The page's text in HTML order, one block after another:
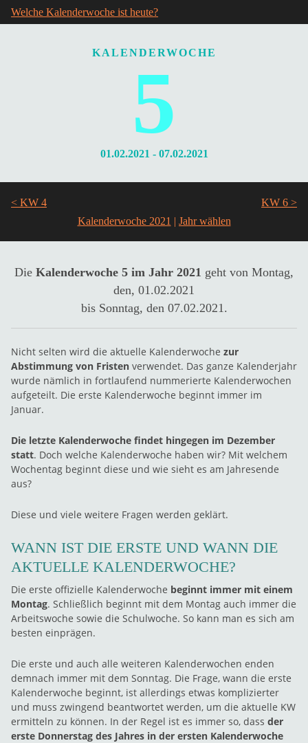
Welche Kalenderwoche ist heute?
KALENDERWOCHE
5
01.02.2021 - 07.02.2021
< KW 4
Kalenderwoche 2021 |
KW 6 >
Die Kalenderwoche 5 im Jahr 2021 geht von Montag,
den, 01.02.2021
bis Sonntag, den 07.02.2021.
Nicht selten wird die aktuelle Kalenderwoche zur
Abstimmung von Fristen verwendet. Das ganze Kalenderjahr
wurde nämlich in fortlaufend nummerierte Kalenderwochen
aufgeteilt. Die erste Kalenderwoche beginnt immer im
Januar.
Die letzte Kalenderwoche findet hingegen im Dezember
statt. Doch welche Kalenderwoche haben wir? Mit welchem
Wochentag beginnt diese und wie sieht es am Jahresende
aus?
Diese und viele weitere Fragen werden geklärt.
WANN IST DIE ERSTE UND WANN DIE
AKTUELLE KALENDERWOCHE?
Die erste offizielle Kalenderwoche beginnt immer mit einem
Montag. Schließlich beginnt mit dem Montag auch immer die
Arbeitswoche sowie die Schulwoche. So kann man es sich am
besten einprägen.
Die erste und auch alle weiteren Kalenderwochen enden
demnach immer mit dem Sonntag. Die Frage, wann die erste
Kalenderwoche beginnt, ist allerdings etwas komplizierter
und muss zwingend beantwortet werden, um die aktuelle KW
ermitteln zu können. In der Regel ist es immer so, dass der
erste Donnerstag des Jahres in der ersten Kalenderwoche